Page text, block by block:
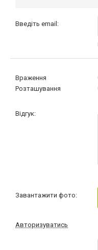
Введіть email:
Враження
Розташування
Відгук:
Завантажити фото:
Авторизуватись